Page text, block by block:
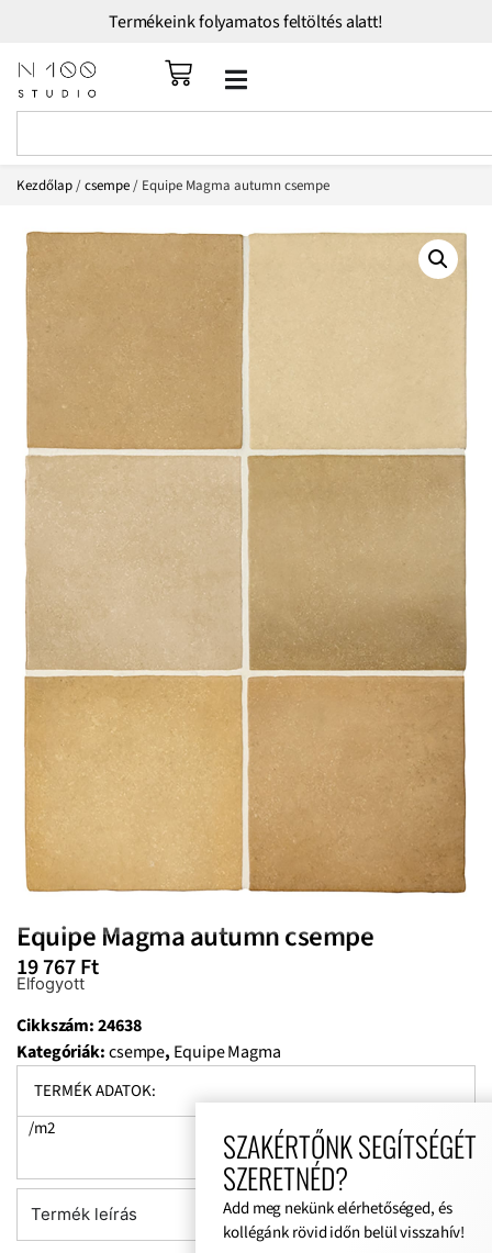
Termékeink folyamatos feltöltés alatt!
Kezdőlap/csempe/ Equipe Magma autumn csempe
Equipe Magma autumn csempe
19 767Ft
Elfogyott
Cikkszám:24638
Kategóriák:csempe, Equipe Magma
TERMÉK ADATOK:
/m2
Termék leírás
SZAKÉRTŐNK SEGÍTSÉGÉT
SZERETNÉD?
Add meg nekünk elérhetőséged, és
kollégánk rövid időn belül visszahív!